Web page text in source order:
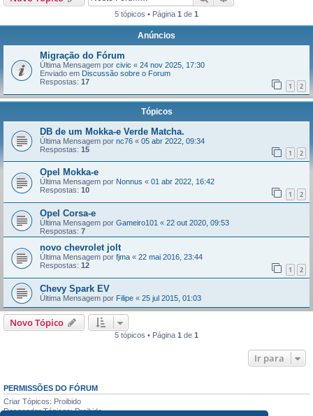
5 tópicos • Página 1 de 1
Anúncios
Migração do Fórum
Última Mensagem por civic « 24 nov 2025, 17:30
Enviado em Discussão sobre o Forum
Respostas: 17 1 2
Tópicos
DB de um Mokka-e Verde Matcha.
Última Mensagem por nc76 « 05 abr 2022, 09:34
Respostas: 15 1 2
Opel Mokka-e
Última Mensagem por Nonnus « 01 abr 2022, 16:42
Respostas: 10 1 2
Opel Corsa-e
Última Mensagem por Gameiro101 « 22 out 2020, 09:53
Respostas: 7
novo chevrolet jolt
Última Mensagem por fjma « 22 mai 2016, 23:44
Respostas: 12 1 2
Chevy Spark EV
Última Mensagem por Filipe « 25 jul 2015, 01:03
Novo Tópico
5 tópicos • Página 1 de 1
Ir para
PERMISSÕES DO FÓRUM
Criar Tópicos: Proibido
Responder Tópicos: Proibido